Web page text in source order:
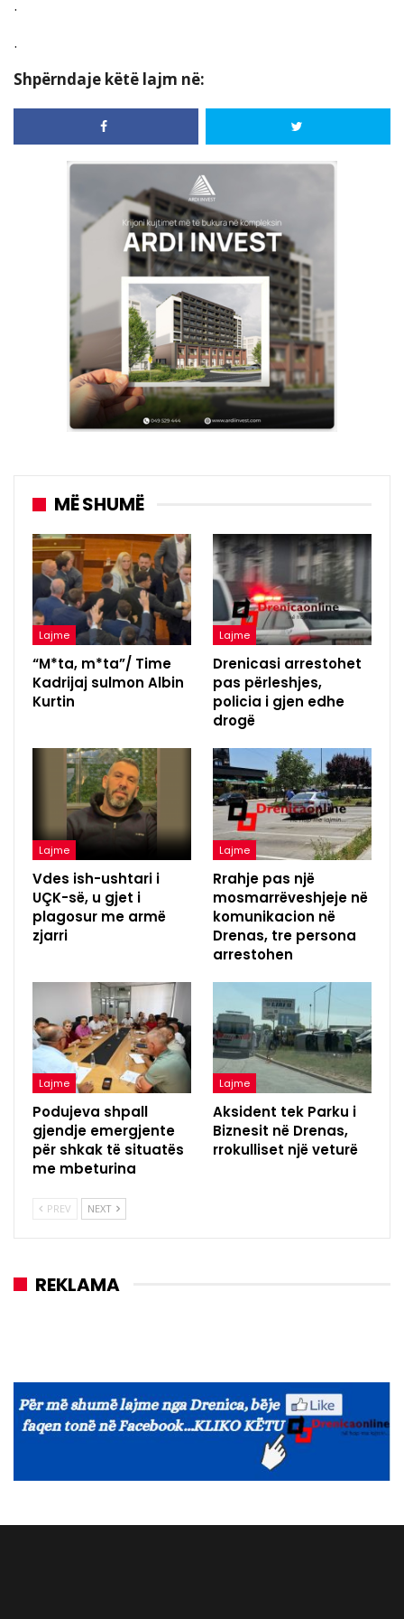
.
.
Shpërndaje këtë lajm në:
MË SHUMË
Lajme
“M*ta, m*ta”/ Time
Kadrijaj sulmon Albin
Kurtin
Lajme
Drenicasi arrestohet
pas përleshjes,
policia i gjen edhe
drogë
Lajme
Vdes ish-ushtari i
UÇK-së, u gjet i
plagosur me armë
zjarri
Lajme
Rrahje pas një
mosmarrëveshjeje në
komunikacion në
Drenas, tre persona
arrestohen
Lajme
Podujeva shpall
gjendje emergjente
për shkak të situatës
me mbeturina
Lajme
Aksident tek Parku i
Biznesit në Drenas,
rrokulliset një veturë
PREV NEXT
REKLAMA